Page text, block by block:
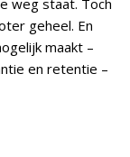
weg staat. Toch
geheel. En
maakt –
en retentie –